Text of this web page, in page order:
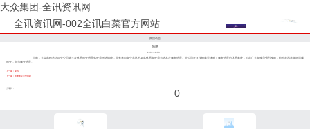
大众集团-全讯资讯网
全讯资讯网-002全讯白菜官方网站
集团动态
简讯
2001-12-06
日前，大众出租营运四分公司第三次优秀服务明星驾驶员评选揭晓，共有来自各个车队的10名优秀驾驶员当选本次服务明星。分公司在宣传橱窗里张贴了服务明星的优秀事迹，引起广大驾驶员强烈反响，纷纷表示将做好温馨
服务，争当服务明星。
上一篇：简讯
下一篇：贵重珠宝完璧归赵
分享到： 0